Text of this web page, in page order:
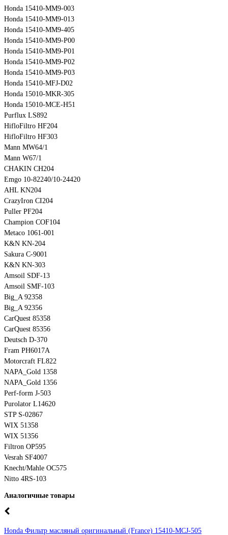
Honda 15410-MM9-003
Honda 15410-MM9-013
Honda 15410-MM9-405
Honda 15410-MM9-P00
Honda 15410-MM9-P01
Honda 15410-MM9-P02
Honda 15410-MM9-P03
Honda 15410-MFJ-D02
Honda 15010-MKR-305
Honda 15010-MCE-H51
Purflux LS892
HifloFiltro HF204
HifloFiltro HF303
Mann MW64/1
Mann W67/1
CHAKIN CH204
Emgo 10-82240/10-24420
AHL KN204
CrazyIron CI204
Puller PF204
Champion COF104
Metaco 1061-001
K&N KN-204
Sakura C-9001
K&N KN-303
Amsoil SDF-13
Amsoil SMF-103
Big_A 92358
Big_A 92356
CarQuest 85358
CarQuest 85356
Deutsch D-370
Fram PH6017A
Motorcraft FL822
NAPA_Gold 1358
NAPA_Gold 1356
Perf-form J-503
Purolator L14620
STP S-02867
WIX 51358
WIX 51356
Filtron OP595
Vesrah SF4007
Knecht/Mahle OC575
Nitto 4RS -103
Аналогичные товары
Honda Фильтр масляный оригинальный (France) 15410-MCJ-505